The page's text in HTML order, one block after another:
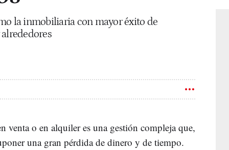
la inmobiliaria con mayor éxito de
venta o en alquiler es una gestión compleja que,
una gran pérdida de dinero y de tiempo.